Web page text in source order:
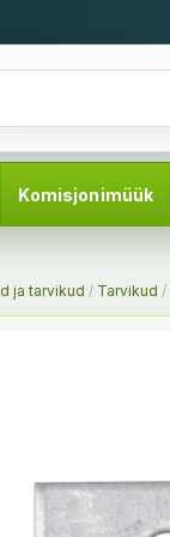
Komisjonimüük
ja tarvikud / Tarvikud /